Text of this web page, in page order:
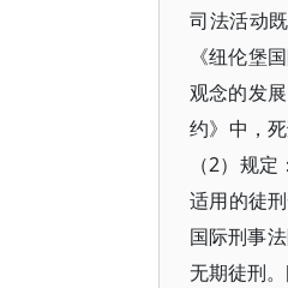
司法活动
《纽伦堡
观念的发
约》中，
（2）规
适用的徒
国际刑事
无期徒刑